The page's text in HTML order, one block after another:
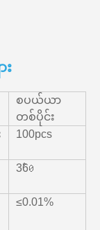
စပယ်ယာ
တစ်ပိုင်း
100pcs
360〫
≤0.01%